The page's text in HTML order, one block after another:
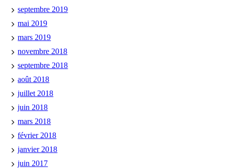
septembre 2019
mai 2019
mars 2019
novembre 2018
septembre 2018
août 2018
juillet 2018
juin 2018
mars 2018
février 2018
janvier 2018
juin 2017